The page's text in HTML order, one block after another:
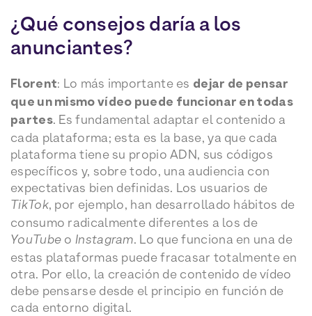
¿Qué consejos daría a los
anunciantes?
Florent: Lo más importante es dejar de pensar
que un mismo vídeo puede funcionar en todas
partes. Es fundamental adaptar el contenido a
cada plataforma; esta es la base, ya que cada
plataforma tiene su propio ADN, sus códigos
específicos y, sobre todo, una audiencia con
expectativas bien definidas. Los usuarios de
TikTok, por ejemplo, han desarrollado hábitos de
consumo radicalmente diferentes a los de
YouTube o Instagram. Lo que funciona en una de
estas plataformas puede fracasar totalmente en
otra. Por ello, la creación de contenido de vídeo
debe pensarse desde el principio en función de
cada entorno digital.